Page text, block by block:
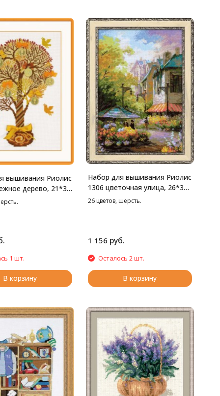
вышивания Риолис
дерево, 21*30
1 шт.
В корзину
Набор для вышивания Риолис
1306 цветочная улица, 26*38
см
26 цветов, шерсть.
1 156 руб.
Осталось 2 шт.
В корзину